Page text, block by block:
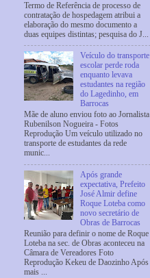
Termo de Referência de processo de
contratação de hospedagem atribui a
elaboração do mesmo documento a
duas equipes distintas; pesquisa do J...
Veículo do transporte
escolar perde roda
enquanto levava
estudantes na região
do Lagedinho, em
Barrocas
Mãe de aluno enviou foto ao Jornalista
Rubenilson Nogueira - Fotos
Reprodução Um veículo utilizado no
transporte de estudantes da rede
munic...
Após grande
expectativa, Prefeito
José Almir define
Roque Loteba como
novo secretário de
Obras de Barrocas
Reunião para definir o nome de Roque
Loteba na sec. de Obras aconteceu na
Câmara de Vereadores Foto
Reprodução Kekeu de Daozinho Após
mais ...